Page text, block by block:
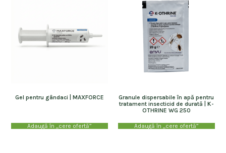
Gel pentru gândaci | MAXFORCE
Adaugă în „cere ofertă”
Granule dispersabile în apă pentru
tratament insecticid de durată | K-
OTHRINE WG 250
Adaugă în „cere ofertă”